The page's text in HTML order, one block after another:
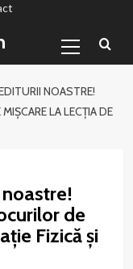
Menu
NOASTRE!
LA LECȚIA DE
de
Fizică și